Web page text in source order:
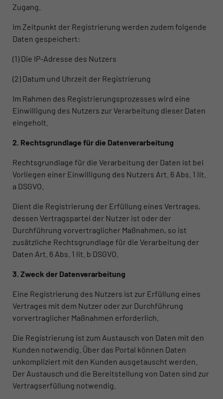
Zugang.
Im Zeitpunkt der Registrierung werden zudem folgende
Daten gespeichert:
(1) Die IP-Adresse des Nutzers
(2) Datum und Uhrzeit der Registrierung
Im Rahmen des Registrierungsprozesses wird eine
Einwilligung des Nutzers zur Verarbeitung dieser Daten
eingeholt.
2. Rechtsgrundlage für die Datenverarbeitung
Rechtsgrundlage für die Verarbeitung der Daten ist bei
Vorliegen einer Einwilligung des Nutzers Art. 6 Abs. 1 lit.
a DSGVO.
Dient die Registrierung der Erfüllung eines Vertrages,
dessen Vertragspartei der Nutzer ist oder der
Durchführung vorvertraglicher Maßnahmen, so ist
zusätzliche Rechtsgrundlage für die Verarbeitung der
Daten Art. 6 Abs. 1 lit. b DSGVO.
3. Zweck der Datenverarbeitung
Eine Registrierung des Nutzers ist zur Erfüllung eines
Vertrages mit dem Nutzer oder zur Durchführung
vorvertraglicher Maßnahmen erforderlich.
Die Registrierung ist zum Austausch von Daten mit den
Kunden notwendig. Über das Portal können Daten
unkompliziert mit den Kunden ausgetauscht werden.
Der Austausch und die Bereitstellung von Daten sind zur
Vertragserfüllung notwendig.